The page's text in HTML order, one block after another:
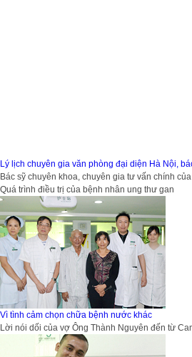
Lý lịch chuyên gia văn phòng đại diện Hà Nội,
Bác sỹ chuyên khoa, chuyên gia tư vấn chính
Quá trình điều trị của bệnh nhân ung thư gan
Vì tình cảm chọn chữa bệnh nước khác
Lời nói dối của vợ Ông Thành Nguyên đến từ